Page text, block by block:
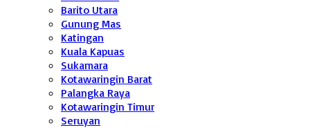
Barito Utara
Gunung Mas
Katingan
Kuala Kapuas
Sukamara
Kotawaringin Barat
Palangka Raya
Kotawaringin Timur
Seruyan